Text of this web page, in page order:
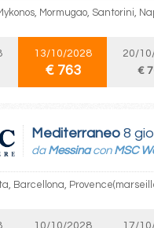
Mormugao, Santorini,
13/10/2028
€ 763
20/
€
Mediterraneo 8
da Messinacon MSC
Barcellona,
10/10/2028
17/